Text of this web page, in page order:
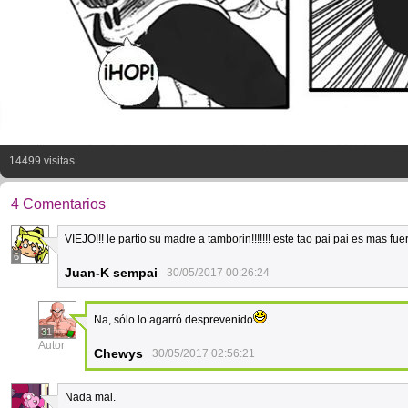
14499 visitas
4 Comentarios
6
VIEJO!!! le partio su madre a tamborin!!!!!!! este tao pai pai es mas
Juan-K sempai 30/05/2017 00:26:24
31
Autor
Na, sólo lo agarró desprevenido
Chewys 30/05/2017 02:56:21
Nada mal.